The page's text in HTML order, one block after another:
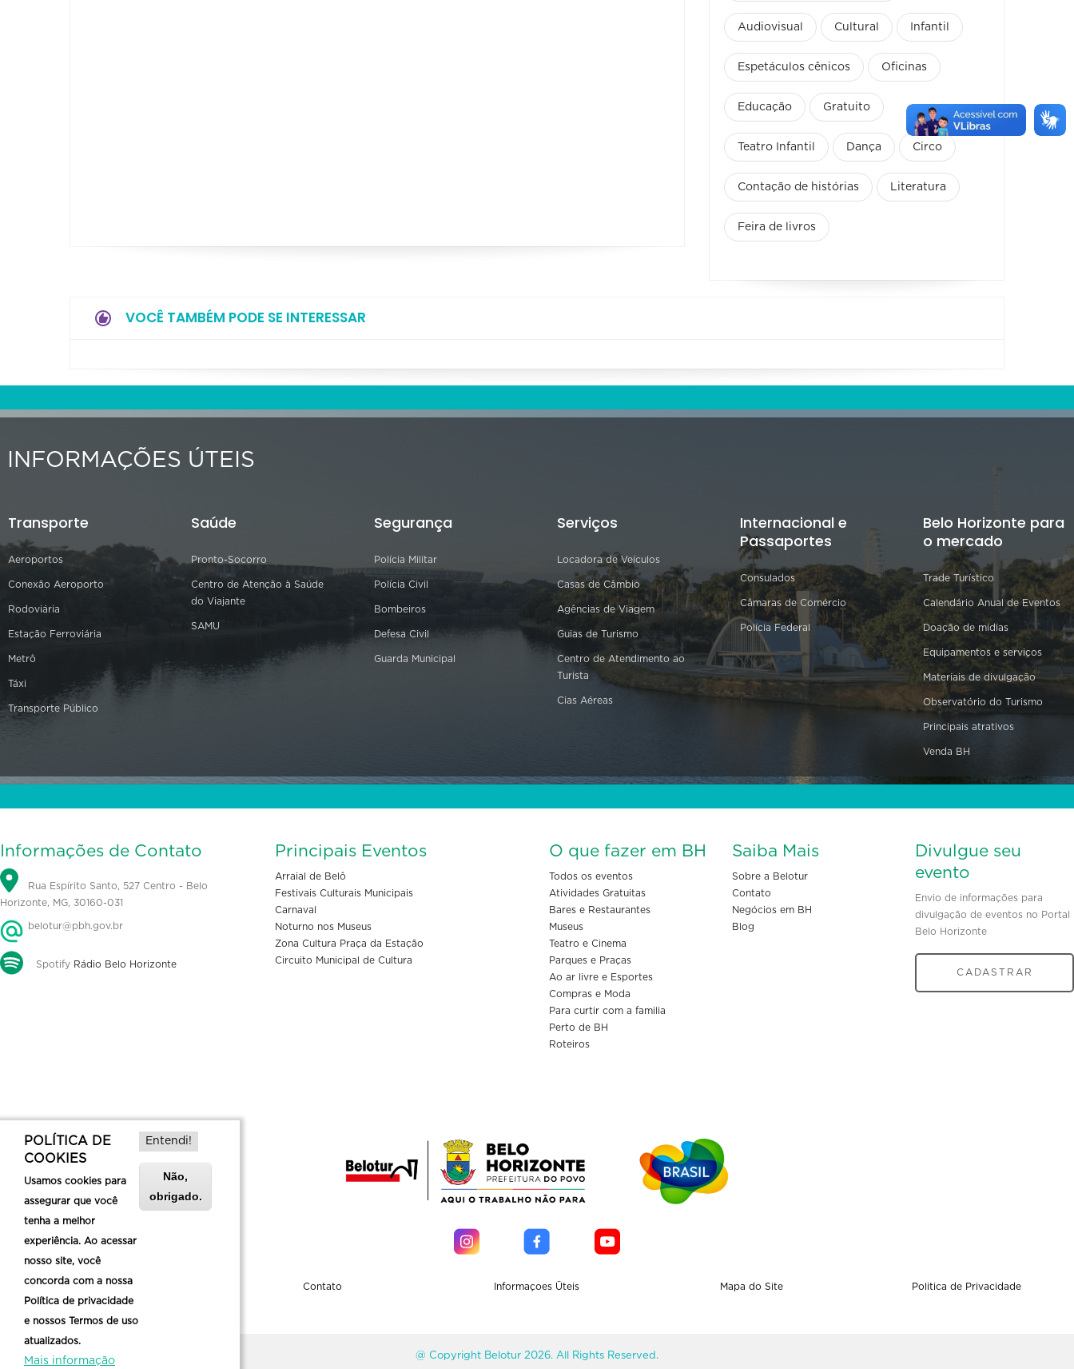
Audiovisual Cultural Infantil
Espetáculos cênicos Oficinas
Educação Gratuito
Teatro Infantil Dança Circo
Contação de histórias Literatura
Feira de livros
VOCÊ TAMBÉM PODE SE INTERESSAR
INFORMAÇÕES ÚTEIS
Transporte
Aeroportos
Conexão Aeroporto
Rodoviária
Estação Ferroviária
Metrô
Táxi
Transporte Público
Saúde
Pronto-Socorro
Centro de Atenção à Saúde
do Viajante
SAMU
Segurança
Polícia Militar
Polícia Civil
Bombeiros
Defesa Civil
Guarda Municipal
Serviços
Locadora de Veículos
Casas de Câmbio
Agências de Viagem
Guias de Turismo
Centro de Atendimento ao
Turista
Cias Aéreas
Internacional e
Passaportes
Consulados
Câmaras de Comércio
Polícia Federal
Belo Horizonte para
o mercado
Trade Turístico
Calendário Anual de Eventos
Doação de mídias
Equipamentos e serviços
Materiais de divulgação
Observatório do Turismo
Principais atrativos
Venda BH
Informações de Contato
Rua Espírito Santo, 527 Centro - Belo
Horizonte, MG, 30160-031
belotur@pbh.gov.br
Spotify Rádio Belo Horizonte
Principais Eventos
Arraial de Belô
Festivais Culturais Municipais
Carnaval
Noturno nos Museus
Zona Cultura Praça da Estação
Circuito Municipal de Cultura
O que fazer em BH
Todos os eventos
Atividades Gratuitas
Bares e Restaurantes
Museus
Teatro e Cinema
Parques e Praças
Ao ar livre e Esportes
Compras e Moda
Para curtir com a familia
Perto de BH
Roteiros
Saiba Mais
Sobre a Belotur
Contato
Negócios em BH
Blog
Divulgue seu
evento
Envio de informações para
divulgação de eventos no Portal
Belo Horizonte
CADASTRAR
Sobre a Belotur Contato Informaçoes Üteis Mapa do Site Politica de Privacidade
@ Copyright Belotur 2026. All Rights Reserved.
POLÍTICA DE
COOKIES
Usamos cookies para
assegurar que você
tenha a melhor
experiência. Ao acessar
nosso site, você
concorda com a nossa
Política de privacidade
e nossos Termos de uso
atualizados.
Mais informação
Entendi!
Não,
obrigado.